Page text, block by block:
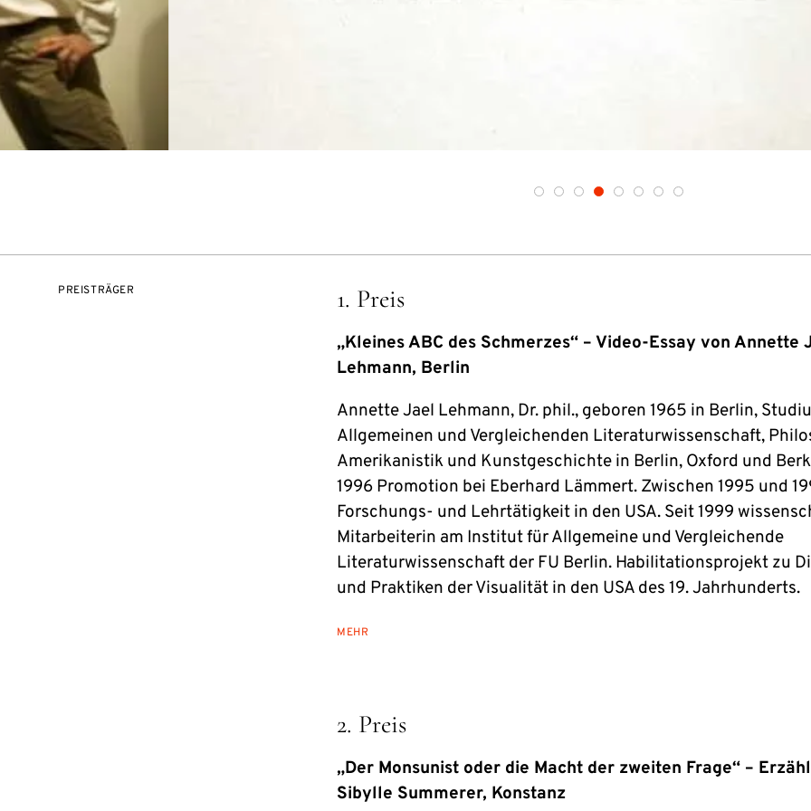
PREISTRÄGER 1. Preis
„Kleines ABC des Schmerzes“ – Video-Essay von Annette
Lehmann, Berlin
Annette Jael Lehmann, Dr. phil., geboren 1965 in Berlin,
Allgemeinen und Vergleichenden Literaturwissenschaft,
Amerikanistik und Kunstgeschichte in Berlin, Oxford und
1996 Promotion bei Eberhard Lämmert. Zwischen 1995 und
Forschungs- und Lehrtätigkeit in den USA. Seit 1999
Mitarbeiterin am Institut für Allgemeine und Vergleichende
Literaturwissenschaft der FU Berlin. Habilitationsprojekt zu
und Praktiken der Visualität in den USA des 19. Jahrhunderts.
MEHR
2. Preis
„Der Monsunist oder die Macht der zweiten Frage“ –
Sibylle Summerer, Konstanz